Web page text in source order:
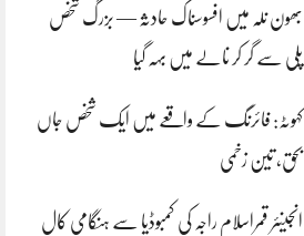
بھون نلہ میں افسوسناک حادثہ — بزرگ شخص
پلی سے گر کر نالے میں بہہ گیا
کہوٹہ: فائرنگ کے واقعے میں ایک شخص جاں
بحق، تین زخمی
انجینئر قمراسلام راجہ کی کمبوڈیا سے ہنگامی کال